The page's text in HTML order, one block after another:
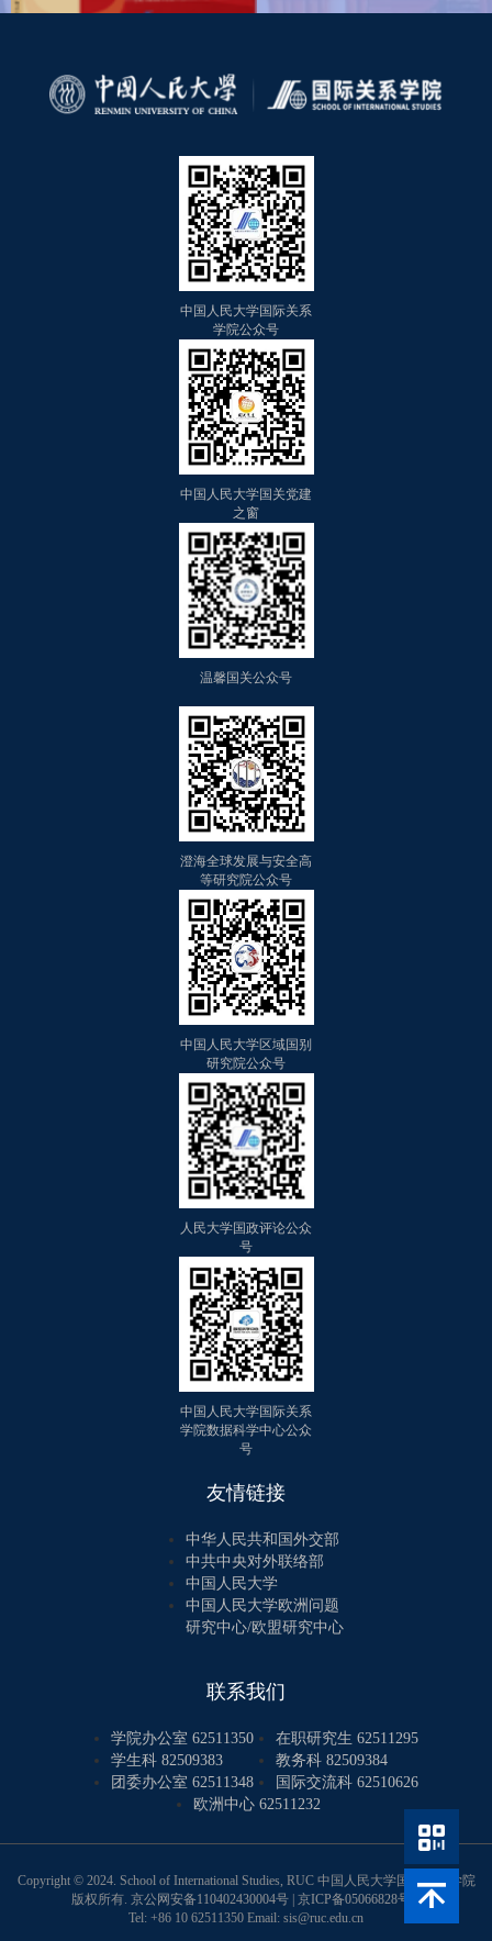
中国人民大学国际关系
学院公众号
中国人民大学国关党建
之窗
温馨国关公众号
澄海全球发展与安全高
等研究院公众号
中国人民大学区域国别
研究院公众号
人民大学国政评论公众
号
中国人民大学国际关系
学院数据科学中心公众
号
友情链接
中华人民共和国外交部
中共中央对外联络部
中国人民大学
中国人民大学欧洲问题
研究中心/欧盟研究中心
联系我们
学院办公室 62511350
在职研究生 62511295
学生科 82509383
教务科 82509384
团委办公室 62511348
国际交流科 62510626
欧洲中心 62511232
Copyright © 2024. School of International Studies, RUC 中国人民大学国际关系学院
版权所有. 京公网安备110402430004号| 京ICP备05066828号-1
Tel: +86 10 62511350 Email: sis@ruc.edu.cn